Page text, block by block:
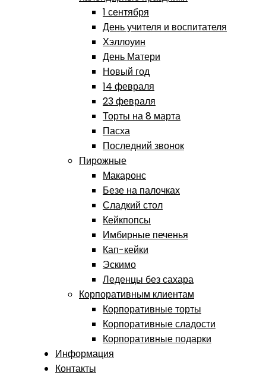
1 сентября
День учителя и воспитателя
Хэллоуин
День Матери
Новый год
14 февраля
23 февраля
Торты на 8 марта
Пасха
Последний звонок
Пирожные
Макаронс
Безе на палочках
Сладкий стол
Кейкпопсы
Имбирные печенья
Кап-кейки
Эскимо
Леденцы без сахара
Корпоративным клиентам
Корпоративные торты
Корпоративные сладости
Корпоративные подарки
Информация
Контакты